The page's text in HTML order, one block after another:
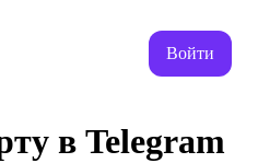
Войти
в Telegram